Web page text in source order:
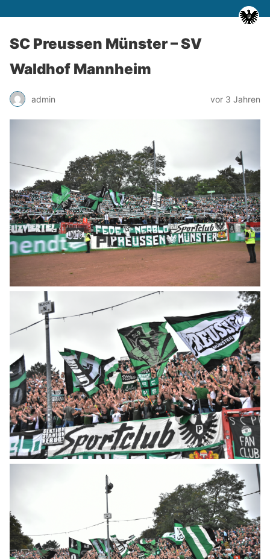
SC Preussen Münster – SV
Waldhof Mannheim
admin vor 3 Jahren